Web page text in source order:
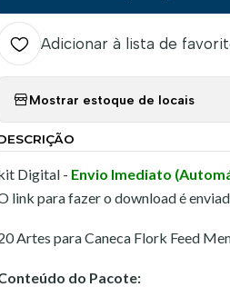
Adicionar à lista de
Mostrar estoque de locais
Digital - Envio Imediato
link para fazer o download é
Artes para Caneca Flork Feed
do Pacote: